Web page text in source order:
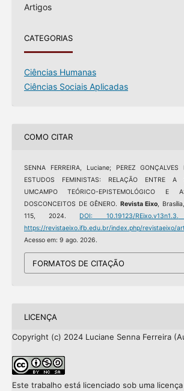
Artigos
CATEGORIAS
Ciências Humanas
Ciências Sociais Aplicadas
COMO CITAR
SENNA FERREIRA, Luciane; PEREZ
ESTUDOS FEMINISTAS: RELAÇÃO ENTRE A
UMCAMPO TEÓRICO-EPISTEMOLÓGICO E
DOSCONCEITOS DE GÊNERO. Revista Eixo,
115, 2024. DOI: 10.19123/REixo.v13n1.3.
https://revistaeixo.ifb.edu.br/index.php/revistaeixo/
Acesso em: 9 ago. 2026.
FORMATOS DE CITAÇÃO
LICENÇA
Copyright (c) 2024 Luciane Senna Ferreira
Este trabalho está licenciado sob uma licença